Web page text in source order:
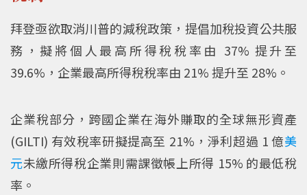
拜登亟欲取消川普的減稅政策，提倡加稅投資公共服
務，擬將個人最高所得稅稅率由 37% 提升至
39.6%，企業最高所得稅稅率由 21% 提升至 28%。
企業稅部分，跨國企業在海外賺取的全球無形資產
(GILTI) 有效稅率研擬提高至 21%，淨利超過 1 億美
元未繳所得稅企業則需課徵帳上所得 15% 的最低稅
率。